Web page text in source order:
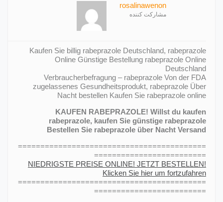
rosalinawenon
مشارکت کننده
Kaufen Sie billig rabeprazole Deutschland, rabeprazole
Online Günstige Bestellung rabeprazole Online
Deutschland
Verbraucherbefragung – rabeprazole Von der FDA
zugelassenes Gesundheitsprodukt, rabeprazole Über
Nacht bestellen Kaufen Sie rabeprazole online
KAUFEN RABEPRAZOLE! Willst du kaufen
rabeprazole, kaufen Sie günstige rabeprazole
Bestellen Sie rabeprazole über Nacht Versand
==========================================
=========================
NIEDRIGSTE PREISE ONLINE! JETZT BESTELLEN!
Klicken Sie hier um fortzufahren
==========================================
=========================